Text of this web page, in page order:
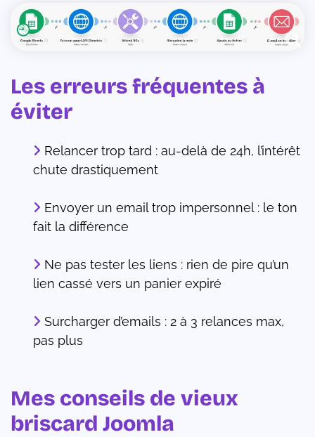
Les erreurs fréquentes à
éviter
Relancer trop tard : au-delà de 24h, l’intérêt
chute drastiquement
Envoyer un email trop impersonnel : le ton
fait la différence
Ne pas tester les liens : rien de pire qu’un
lien cassé vers un panier expiré
Surcharger d’emails : 2 à 3 relances max,
pas plus
Mes conseils de vieux
briscard Joomla